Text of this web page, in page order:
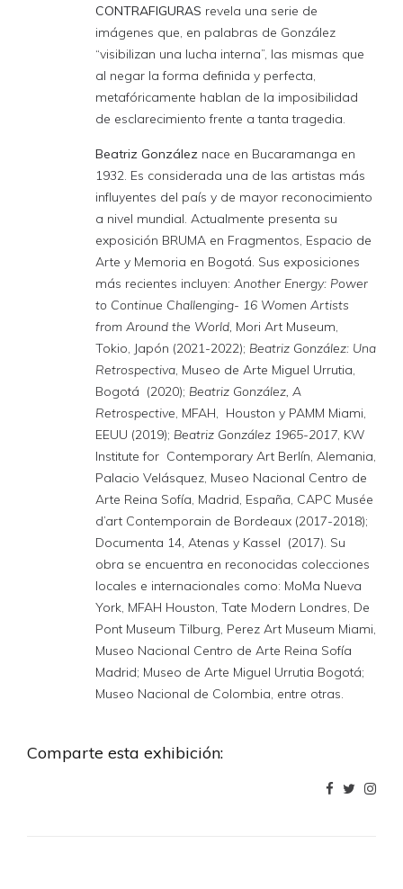
CONTRAFIGURAS revela una serie de
imágenes que, en palabras de González
“visibilizan una lucha interna”, las mismas que
al negar la forma definida y perfecta,
metafóricamente hablan de la imposibilidad
de esclarecimiento frente a tanta tragedia.
Beatriz Gonzáleznace en Bucaramanga en
1932. Es considerada una de las artistas más
influyentes del país y de mayor reconocimiento
a nivel mundial. Actualmente presenta su
exposición BRUMA en Fragmentos, Espacio de
Arte y Memoria en Bogotá. Sus exposiciones
más recientes incluyen: Another Energy: Power
to Continue Challenging- 16 Women Artists
from Around the World, Mori Art Museum,
Tokio, Japón (2021-2022); Beatriz González: Una
Retrospectiva, Museo de Arte Miguel Urrutia,
Bogotá (2020); Beatriz González, A
Retrospective, MFAH, Houston y PAMM Miami,
EEUU (2019); Beatriz González 1965-2017, KW
Institute for Contemporary Art Berlín, Alemania,
Palacio Velásquez, Museo Nacional Centro de
Arte Reina Sofía, Madrid, España, CAPC Musée
d’art Contemporain de Bordeaux (2017-2018);
Documenta 14, Atenas y Kassel (2017). Su
obra se encuentra en reconocidas colecciones
locales e internacionales como: MoMa Nueva
York, MFAH Houston, Tate Modern Londres, De
Pont Museum Tilburg, Perez Art Museum Miami,
Museo Nacional Centro de Arte Reina Sofía
Madrid; Museo de Arte Miguel Urrutia Bogotá;
Museo Nacional de Colombia, entre otras.
Comparte esta exhibición: